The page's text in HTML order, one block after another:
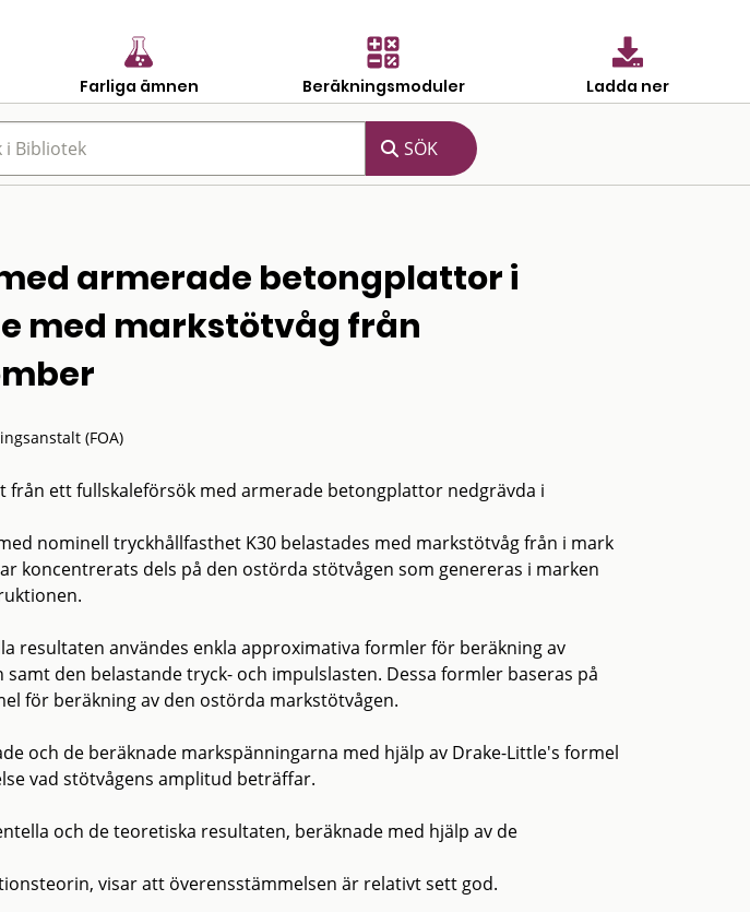
Farliga ämnen Beräkningsmoduler Ladda ner
armerade betongplattor i
med markstötvåg från
(FOA)
från ett fullskaleförsök med armerade betongplattor nedgrävda i
nominell tryckhållfasthet K30 belastades med markstötvåg från i mark
koncentrerats dels på den ostörda stötvågen som genereras i marken
resultaten användes enkla approximativa formler för beräkning av
den belastande tryck- och impulslasten. Dessa formler baseras på
för beräkning av den ostörda markstötvågen.
och de beräknade markspänningarna med hjälp av Drake-Little's formel
vad stötvågens amplitud beträffar.
och de teoretiska resultaten, beräknade med hjälp av de
visar att överensstämmelsen är relativt sett god.